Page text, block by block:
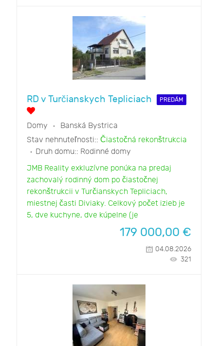
RD v Turčianskych Tepliciach PREDÁM
Domy
Banská Bystrica
Stav nehnuteľnosti:: Čiastočná rekonštrukcia
Druh domu:: Rodinné domy
JMB Reality exkluzívne ponúka na predaj
zachovalý rodinný dom po čiastočnej
rekonštrukcii v Turčianskych Tepliciach,
miestnej časti Diviaky. Celkový počet izieb je
5, dve kuchyne, dve kúpelne (je
179 000,00 €
04.08.2026
321